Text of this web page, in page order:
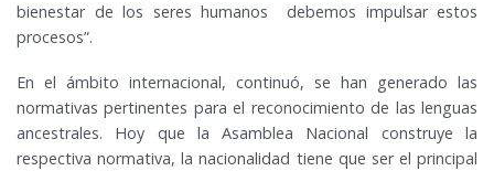
bienestar de los seres humanos debemos impulsar estos
procesos”.
En el ámbito internacional, continuó, se han generado las
normativas pertinentes para el reconocimiento de las lenguas
ancestrales. Hoy que la Asamblea Nacional construye la
respectiva normativa, la nacionalidad tiene que ser el principal